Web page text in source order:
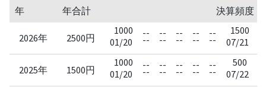
年 年合計 決算頻度
2026年 2500円
1000
01/20
--
--
--
--
--
--
--
--
--
--
1500
07/21
2025年 1500円
1000
01/20
--
--
--
--
--
--
--
--
--
--
500
07/22